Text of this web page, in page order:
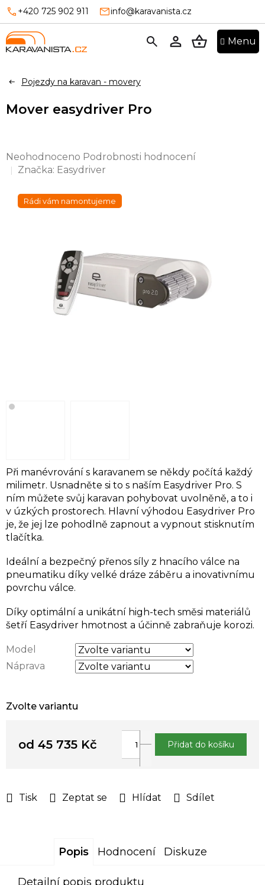
Přejít
obsah
+420 725 902 911 info@karavanista.cz
Pojezdy na karavan - movery
Mover easydriver Pro
Průměrné
hodnocení
0,0
Neohodnoceno Podrobnosti hodnocení
Značka: Easydriver
Rádi vám namontujeme
Zvolte variantu
Model
Náprava
Při manévrování s karavanem se někdy počítá každý
milimetr. Usnadněte si to s naším Easydriver Pro. S
ním můžete svůj karavan pohybovat uvolněně, a to i
v úzkých prostorech. Hlavní výhodou Easydriver Pro
je, že jej lze pohodlně zapnout a vypnout stisknutím
tlačítka.
Ideální a bezpečný přenos síly z hnacího válce na
pneumatiku díky velké dráze záběru a inovativnímu
povrchu válce.
Díky optimální a unikátní high-tech směsi materiálů
šetří Easydriver hmotnost a účinně zabraňuje korozi.
Tisk Zeptat se Hlídat Sdílet
od 45 735 Kč Přidat do košíku
Popis Hodnocení Diskuze
Detailní popis produktu